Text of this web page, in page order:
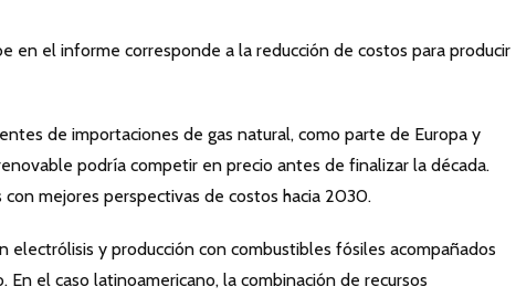
en el informe corresponde a la reducción de costos para producir
de importaciones de gas natural, como parte de Europa y
podría competir en precio antes de finalizar la década.
mejores perspectivas de costos hacia 2030.
electrólisis y producción con combustibles fósiles acompañados
el caso latinoamericano, la combinación de recursos